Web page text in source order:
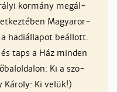
kor­mány megál­
Ma­gyaror­
ha­di­ál­la­pot beál­lott.
taps a Ház min­den
Ki a szo­
Ki ve­lük!)